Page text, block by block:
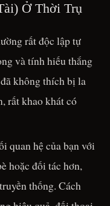
Ở Thời Trụ
rất độc lập tự
và tính hiếu thắng
không thích bị la
rất khao khát có
quan hệ của bạn với
hoặc đối tác hơn,
thống. Cách